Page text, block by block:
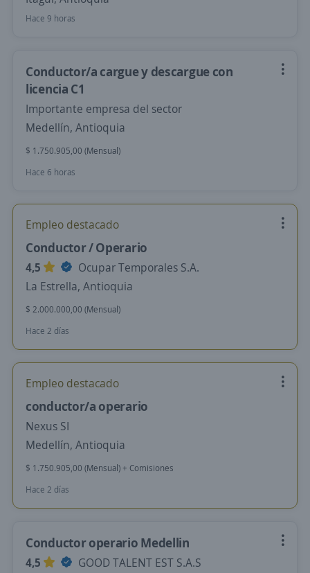
Hace 9 horas
Conductor/a cargue y descargue con
licencia C1
Importante empresa del sector
Medellín, Antioquia
$ 1.750.905,00 (Mensual)
Hace 6 horas
Empleo destacado
Conductor / Operario
4,5
Ocupar Temporales S.A.
La Estrella, Antioquia
$ 2.000.000,00 (Mensual)
Hace 2 días
Empleo destacado
conductor/a operario
Nexus SI
Medellín, Antioquia
$ 1.750.905,00 (Mensual) + Comisiones
Hace 2 días
Conductor operario Medellin
4,5
GOOD TALENT EST S.A.S